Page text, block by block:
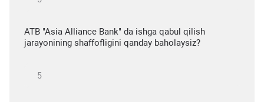
ATB "Asia Alliance Bank" da ishga qabul qilish
jarayonining shaffofligini qanday baholaysiz?